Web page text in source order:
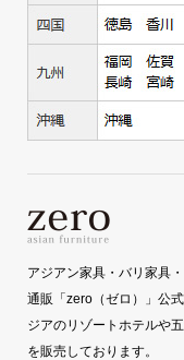
アジアン家具・バリ家具
通販「zero（ゼロ）」公
ジアのリゾートホテルや
を販売しております。